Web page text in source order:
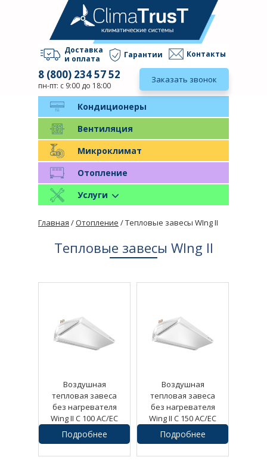
Доставка
и оплата
Гарантии Контакты
8 (800) 234 57 52
пн-пт: с 9:00 до 18:00
Заказать звонок
Кондиционеры
Вентиляция
Микроклимат
Отопление
Услуги
Главная /Отопление / Тепловые завесы WIng II
Тепловые завесы WIng II
Воздушная
тепловая завеса
без нагревателя
Wing II C 100 AC/EC
24540руб.
Подробнее
Воздушная
тепловая завеса
без нагревателя
Wing II C 150 AC/EC
33930руб.
Подробнее